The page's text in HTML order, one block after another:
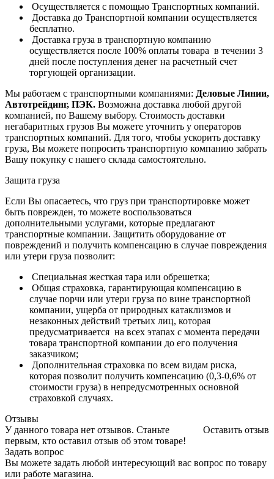
Осуществляется с помощью Транспортных компаний.
Доставка до Транспортной компании осуществляется
бесплатно.
Доставка груза в транспортную компанию
осуществляется после 100% оплаты товара в течении 3
дней после поступления денег на расчетный счет
торгующей организации.
Мы работаем с транспортными компаниями: Деловые Линии,
Автотрейдинг, ПЭК. Возможна доставка любой другой
компанией, по Вашему выбору. Стоимость доставки
негабаритных грузов Вы можете уточнить у операторов
транспортных компаний. Для того, чтобы ускорить доставку
груза, Вы можете попросить транспортную компанию забрать
Вашу покупку с нашего склада самостоятельно.
Защита груза
Если Вы опасаетесь, что груз при транспортировке может
быть поврежден, то можете воспользоваться
дополнительными услугами, которые предлагают
транспортные компании. Защитить оборудование от
повреждений и получить компенсацию в случае повреждения
или утери груза позволит:
Специальная жесткая тара или обрешетка;
Общая страховка, гарантирующая компенсацию в
случае порчи или утери груза по вине транспортной
компании, ущерба от природных катаклизмов и
незаконных действий третьих лиц, которая
предусматривается на всех этапах с момента передачи
товара транспортной компании до его получения
заказчиком;
Дополнительная страховка по всем видам риска,
которая позволит получить компенсацию (0,3-0,6% от
стоимости груза) в непредусмотренных основной
страховкой случаях.
Отзывы
Оставить отзыв
У данного товара нет отзывов. Станьте
первым, кто оставил отзыв об этом товаре!
Задать вопрос
Вы можете задать любой интересующий вас вопрос по товару
или работе магазина.